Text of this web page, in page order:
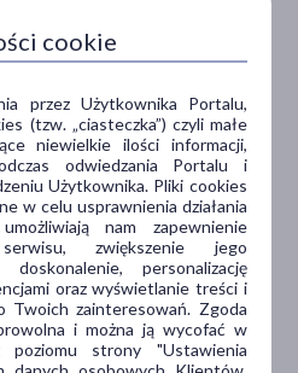
skóra
PORA STOSOWANIA
na dzień
na noc
cookie
przez Użytkownika Portalu,
(tzw. „ciasteczka”) czyli małe
niewielkie ilości informacji,
odwiedzania Portalu i
Użytkownika. Pliki cookies
w celu usprawnienia działania
nam zapewnienie
zwiększenie jego
doskonalenie, personalizację
oraz wyświetlanie treści i
Twoich zainteresowań. Zgoda
i można ją wycofać w
poziomu strony "Ustawienia